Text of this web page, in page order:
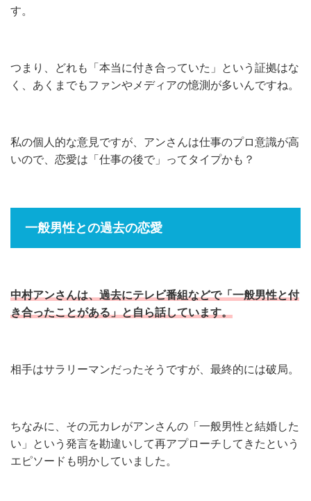
す。
つまり、どれも「本当に付き合っていた」という証拠はな
く、あくまでもファンやメディアの憶測が多いんですね。
私の個人的な意見ですが、アンさんは仕事のプロ意識が高
いので、恋愛は「仕事の後で」ってタイプかも？
一般男性との過去の恋愛
中村アンさんは、過去にテレビ番組などで「一般男性と付
き合ったことがある」と自ら話しています。
相手はサラリーマンだったそうですが、最終的には破局。
ちなみに、その元カレがアンさんの「一般男性と結婚した
い」という発言を勘違いして再アプローチしてきたという
エピソードも明かしていました。